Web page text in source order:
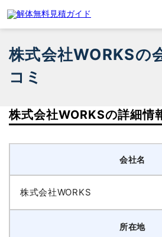
株式会社WORKSの
コミ
株式会社WORKSの詳細情
会社名
株式会社WORKS
所在地